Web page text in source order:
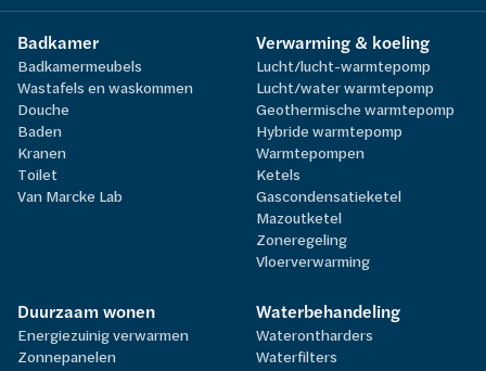
Badkamer
Badkamermeubels
Wastafels en waskommen
Douche
Baden
Kranen
Toilet
Van Marcke Lab
Verwarming & koeling
Lucht/lucht-warmtepomp
Lucht/water warmtepomp
Geothermische warmtepomp
Hybride warmtepomp
Warmtepompen
Ketels
Gascondensatieketel
Mazoutketel
Zoneregeling
Vloerverwarming
Duurzaam wonen
Energiezuinig verwarmen
Zonnepanelen
Waterbehandeling
Waterontharders
Waterfilters